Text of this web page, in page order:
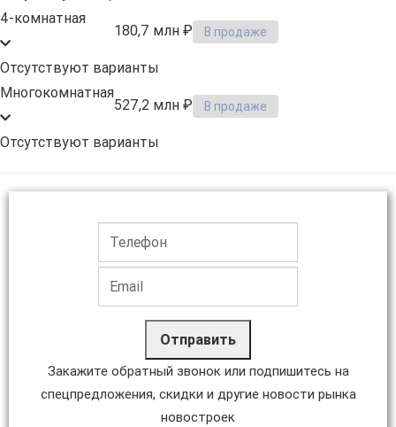
4-комнатная
180,7 млн ₽ В продаже
Отсутствуют варианты
Многокомнатная
527,2 млн ₽ В продаже
Отсутствуют варианты
Отправить
Закажите обратный звонок или подпишитесь на
спецпредложения, скидки и другие новости рынка
новостроек